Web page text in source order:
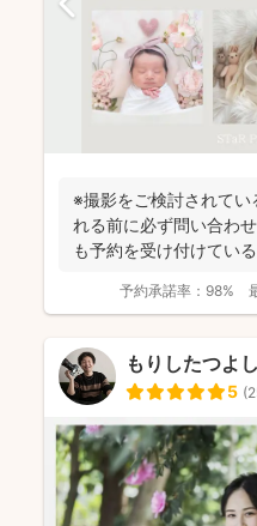
※撮影をご検討されてい
れる前に必ず問い合わ
も予約を受け付けてい
予約承諾率： 98%
もりしたつよし
5 (